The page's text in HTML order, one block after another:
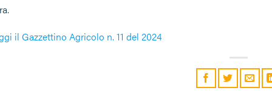
il Gazzettino Agricolo n. 11 del 2024